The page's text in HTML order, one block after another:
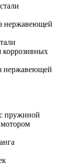
нержавеющей
коррозивных
нержавеющей
пружиной